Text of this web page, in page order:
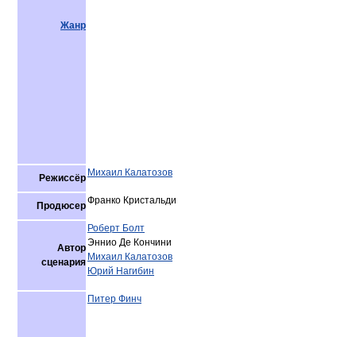
Жанр
Режиссёр Михаил Калатозов
ПродюсерФранко Кристальди
Автор
сценария
Роберт Болт
Эннио Де Кончини
Михаил Калатозов
Юрий Нагибин
Питер Финч